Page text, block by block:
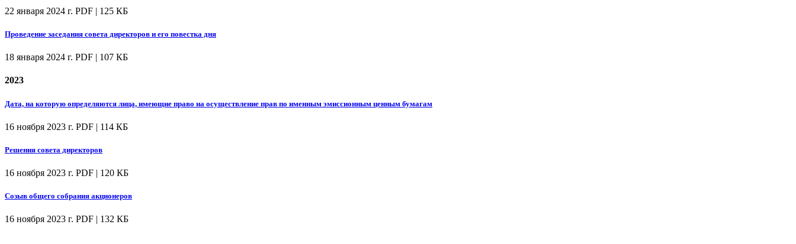
22 января 2024 г. PDF | 125 КБ
Проведение заседания совета директоров и его повестка дня
18 января 2024 г. PDF | 107 КБ
2023
Дата, на которую определяются лица, имеющие право на осуществление прав по именным эмиссионным ценным бумагам
16 ноября 2023 г. PDF | 114 КБ
Решения совета директоров
16 ноября 2023 г. PDF | 120 КБ
Созыв общего собрания акционеров
16 ноября 2023 г. PDF | 132 КБ